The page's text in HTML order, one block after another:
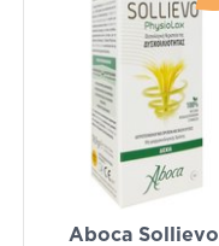
Aboca Sollievo